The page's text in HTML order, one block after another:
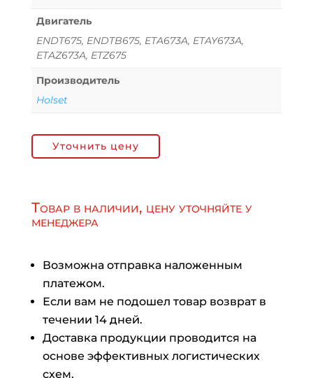
Двигатель
ENDT675, ENDTB675, ETA673A, ETAY673A,
ETAZ673A, ETZ675
Производитель
Holset
Уточнить цену
Товар в наличии, цену уточняйте у
менеджера
Возможна отправка наложенным
платежом.
Если вам не подошел товар возврат в
течении 14 дней.
Доставка продукции проводится на
основе эффективных логистических
схем.